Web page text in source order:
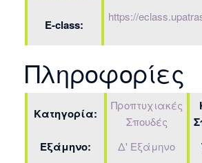
E-class:
https://
Πληροφορίες
Κατηγορία:
Προπτυχιακές
Σπουδές
Εξάμηνο: Δ' Εξάμηνο